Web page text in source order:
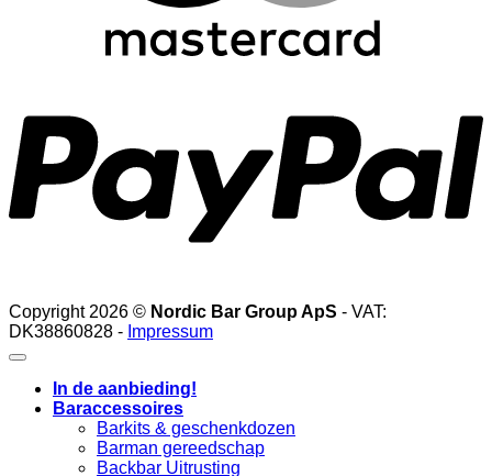
Copyright 2026 © Nordic Bar Group ApS - VAT:
DK38860828 - Impressum
In de aanbieding!
Baraccessoires
Barkits & geschenkdozen
Barman gereedschap
Backbar Uitrusting